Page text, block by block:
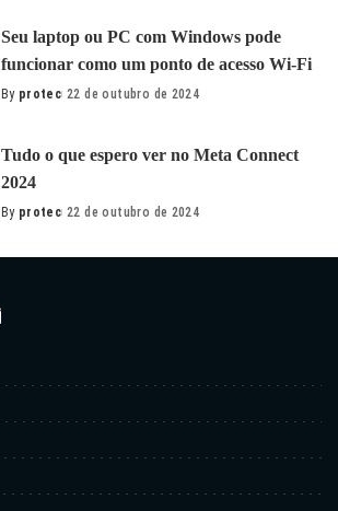
Seu laptop ou PC com Windows pode
funcionar como um ponto de acesso Wi-Fi
Posted
By protec 22 de outubro de 2024
Tudo o que espero ver no Meta Connect
2024
Posted
By protec 22 de outubro de 2024